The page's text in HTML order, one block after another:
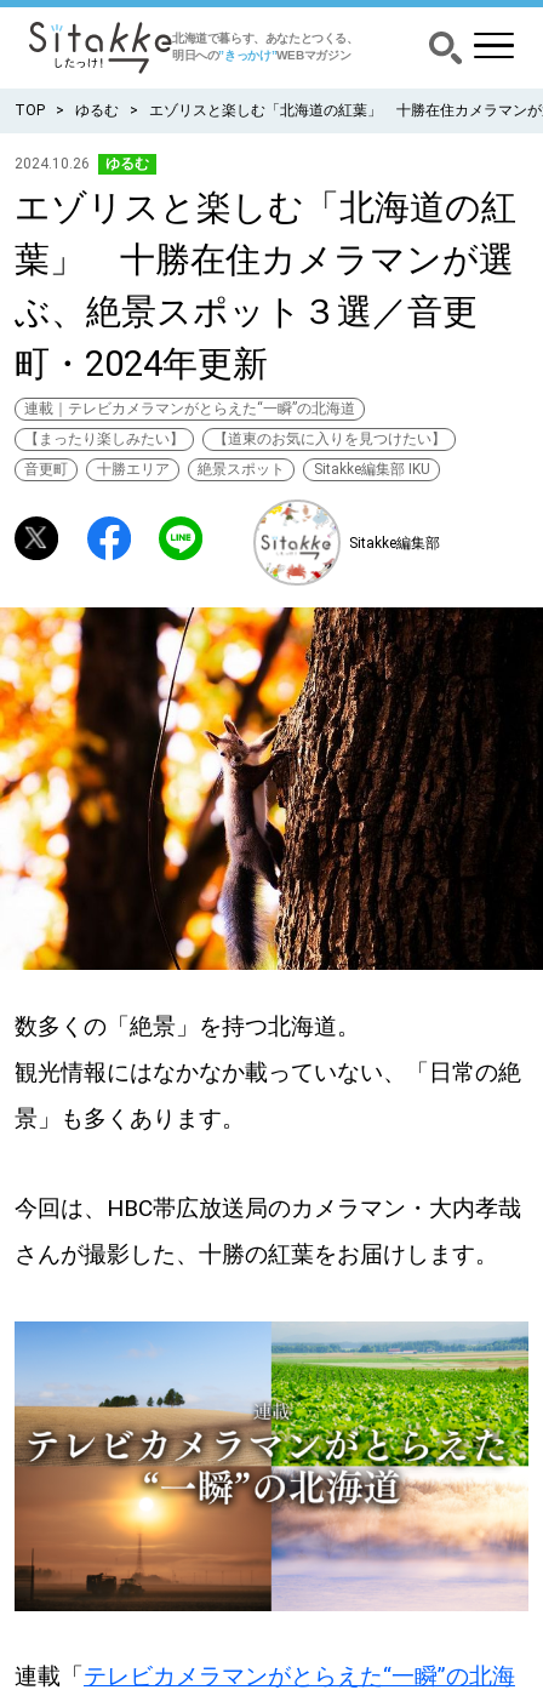
北海道で暮らす、あなたとつくる、
明日への”きっかけ”WEBマガジン
CATEGORY カテゴリー
食べる
出かける
暮らす
みがく
育む
深める
ゆるむ
SitakkeTV
LOCAL ローカルエリア
all
札幌
道南
道東
道央
Sitakke編集部あい
【いろんな価値観や生き方に触れたい】
Sitakke編集部 IKU
【暮らしの知恵を身につけたい】
【まったり楽しみたい】 札幌市
TOP ゆるむ エゾリスと楽しむ「北海道の紅葉」 十勝在住カメラマン
2024.10.26 ゆるむ
エゾリスと楽しむ「北海道の紅
葉」 十勝在住カメラマンが選
ぶ、絶景スポット３選／音更
町・2024年更新
連載｜テレビカメラマンがとらえた“一瞬”の北海道
【まったり楽しみたい】
【道東のお気に入りを見つけたい】
音更町
十勝エリア 絶景スポット Sitakke編集部 IKU
Sitakke編集部
数多くの「絶景」を持つ北海道。
観光情報にはなかなか載っていない、「日常の絶
景」も多くあります。
今回は、HBC帯広放送局のカメラマン・大内孝哉
さんが撮影した、十勝の紅葉をお届けします。
連載「テレビカメラマンがとらえた“一瞬”の北海